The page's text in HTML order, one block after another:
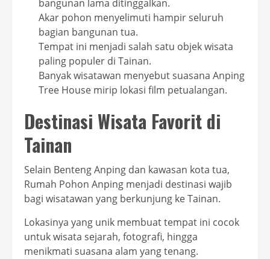
bangunan lama ditinggalkan.
Akar pohon menyelimuti hampir seluruh
bagian bangunan tua.
Tempat ini menjadi salah satu objek wisata
paling populer di Tainan.
Banyak wisatawan menyebut suasana Anping
Tree House mirip lokasi film petualangan.
Destinasi Wisata Favorit di
Tainan
Selain Benteng Anping dan kawasan kota tua,
Rumah Pohon Anping menjadi destinasi wajib
bagi wisatawan yang berkunjung ke Tainan.
Lokasinya yang unik membuat tempat ini cocok
untuk wisata sejarah, fotografi, hingga
menikmati suasana alam yang tenang.